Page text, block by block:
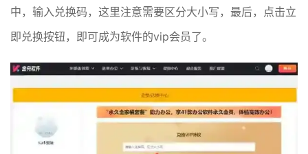
中，输入兑换码，这里注意需要区分大小写，最后，点击立
即兑换按钮，即可成为软件的vip会员了。